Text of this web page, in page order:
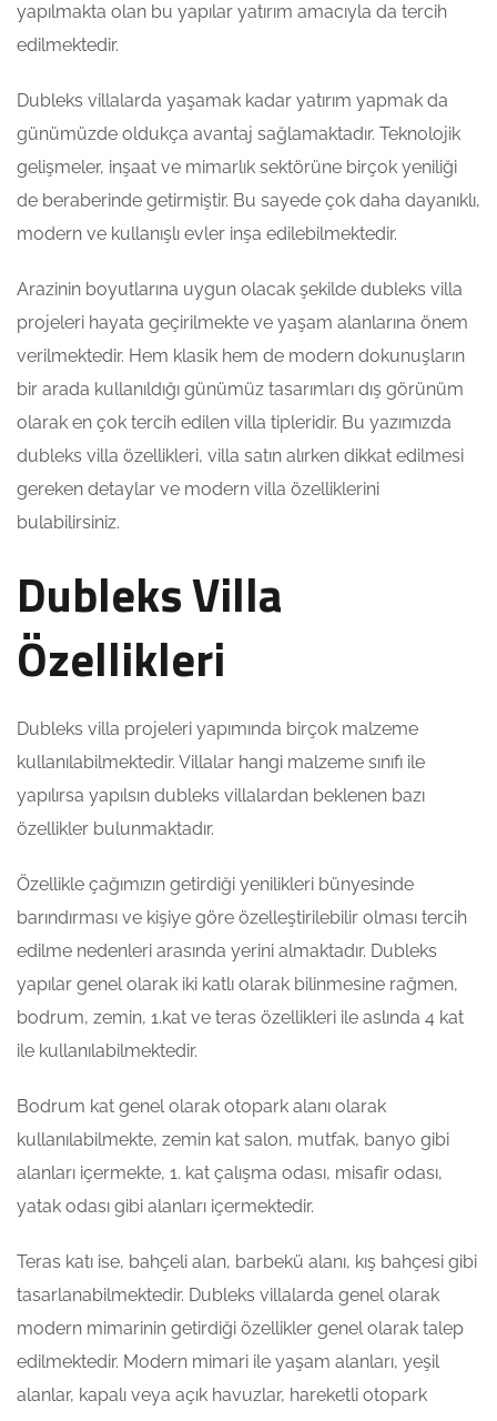
yapılmakta olan bu yapılar yatırım amacıyla da tercih
edilmektedir.
Dubleks villalarda yaşamak kadar yatırım yapmak da
günümüzde oldukça avantaj sağlamaktadır. Teknolojik
gelişmeler, inşaat ve mimarlık sektörüne birçok yeniliği
de beraberinde getirmiştir. Bu sayede çok daha dayanıklı,
modern ve kullanışlı evler inşa edilebilmektedir.
Arazinin boyutlarına uygun olacak şekilde dubleks villa
projeleri hayata geçirilmekte ve yaşam alanlarına önem
verilmektedir. Hem klasik hem de modern dokunuşların
bir arada kullanıldığı günümüz tasarımları dış görünüm
olarak en çok tercih edilen villa tipleridir. Bu yazımızda
dubleks villa özellikleri, villa satın alırken dikkat edilmesi
gereken detaylar ve modern villa özelliklerini
bulabilirsiniz.
Dubleks Villa
Özellikleri
Dubleks villa projeleri yapımında birçok malzeme
kullanılabilmektedir. Villalar hangi malzeme sınıfı ile
yapılırsa yapılsın dubleks villalardan beklenen bazı
özellikler bulunmaktadır.
Özellikle çağımızın getirdiği yenilikleri bünyesinde
barındırması ve kişiye göre özelleştirilebilir olması tercih
edilme nedenleri arasında yerini almaktadır. Dubleks
yapılar genel olarak iki katlı olarak bilinmesine rağmen,
bodrum, zemin, 1.kat ve teras özellikleri ile aslında 4 kat
ile kullanılabilmektedir.
Bodrum kat genel olarak otopark alanı olarak
kullanılabilmekte, zemin kat salon, mutfak, banyo gibi
alanları içermekte, 1. kat çalışma odası, misafir odası,
yatak odası gibi alanları içermektedir.
Teras katı ise, bahçeli alan, barbekü alanı, kış bahçesi gibi
tasarlanabilmektedir. Dubleks villalarda genel olarak
modern mimarinin getirdiği özellikler genel olarak talep
edilmektedir. Modern mimari ile yaşam alanları, yeşil
alanlar, kapalı veya açık havuzlar, hareketli otopark